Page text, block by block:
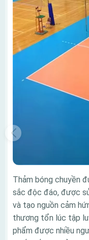
Thảm bóng chuyền
sắc độc đáo, được
và tạo nguồn cảm
thương tổn lúc tập
phẩm được nhiều